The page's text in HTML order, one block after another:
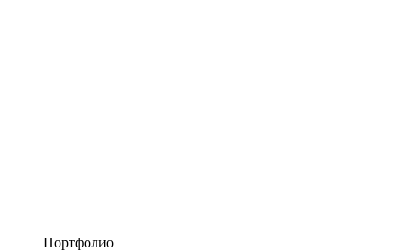
Портфолио